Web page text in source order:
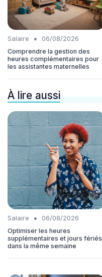
Salaire •
06/08/2026
Comprendre la gestion des
heures complémentaires pour
les assistantes maternelles
À lire aussi
Salaire •
06/08/2026
Optimiser les heures
supplémentaires et jours fériés
dans la même semaine